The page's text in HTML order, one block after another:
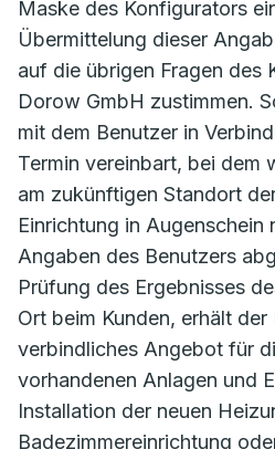
Maske des Konfigurators
Übermittelung dieser
auf die übrigen Fragen des
Dorow GmbH zustimmen.
mit dem Benutzer in
Termin vereinbart, bei dem
am zukünftigen Standort
Einrichtung in Augenschein
Angaben des Benutzers
Prüfung des Ergebnisses
Ort beim Kunden, erhält
verbindliches Angebot für
vorhandenen Anlagen und
Installation der neuen
Badezimmereinrichtung